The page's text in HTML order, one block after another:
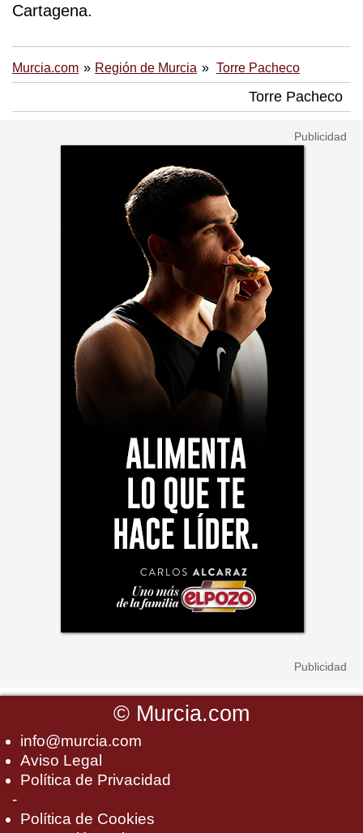
Cartagena.
Murcia.com Región de Murcia Torre Pacheco
Torre Pacheco
© Murcia.com
info@murcia.com
Aviso Legal
Política de Privacidad
-
Política de Cookies